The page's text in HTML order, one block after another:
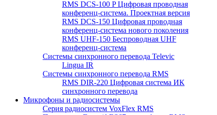
RMS DCS-100 P Цифровая проводная
конференц-система. Проектная версия
RMS DCS-150 Цифровая проводная
конференц-система нового поколения
RMS UHF-150 Беспроводная UHF
конференц-система
Системы синхронного перевода Televic
Lingua IR
Системы синхронного перевода RMS
RMS DIR-220 Цифровая система ИК
синхронного перевода
Микрофоны и радиосистемы
Серия радиосистем VoxFlex RMS